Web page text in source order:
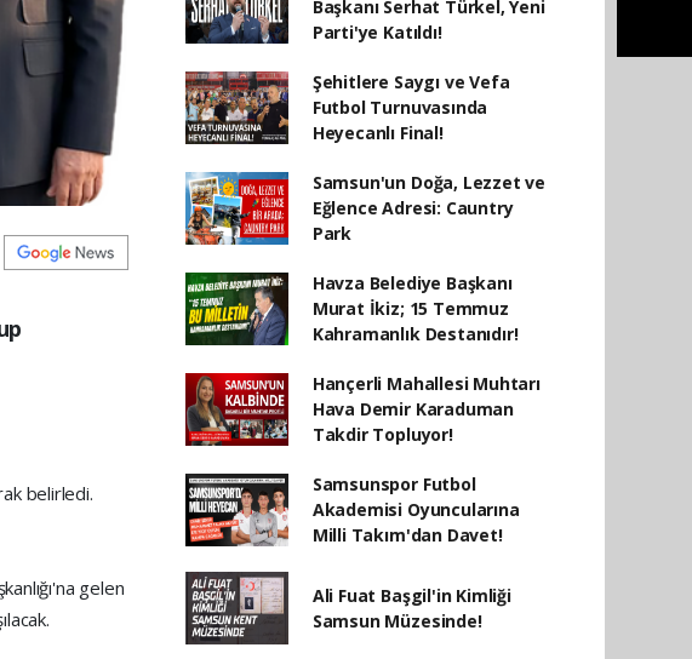
belirledi.
gelen
Başkanı Serhat Türkel, Yeni
Parti'ye Katıldı!
Şehitlere Saygı ve Vefa
Futbol Turnuvasında
Heyecanlı Final!
Samsun'un Doğa, Lezzet ve
Eğlence Adresi: Cauntry
Park
Havza Belediye Başkanı
Murat İkiz; 15 Temmuz
Kahramanlık Destanıdır!
Hançerli Mahallesi Muhtarı
Hava Demir Karaduman
Takdir Topluyor!
Samsunspor Futbol
Akademisi Oyuncularına
Milli Takım'dan Davet!
Ali Fuat Başgil'in Kimliği
Samsun Müzesinde!